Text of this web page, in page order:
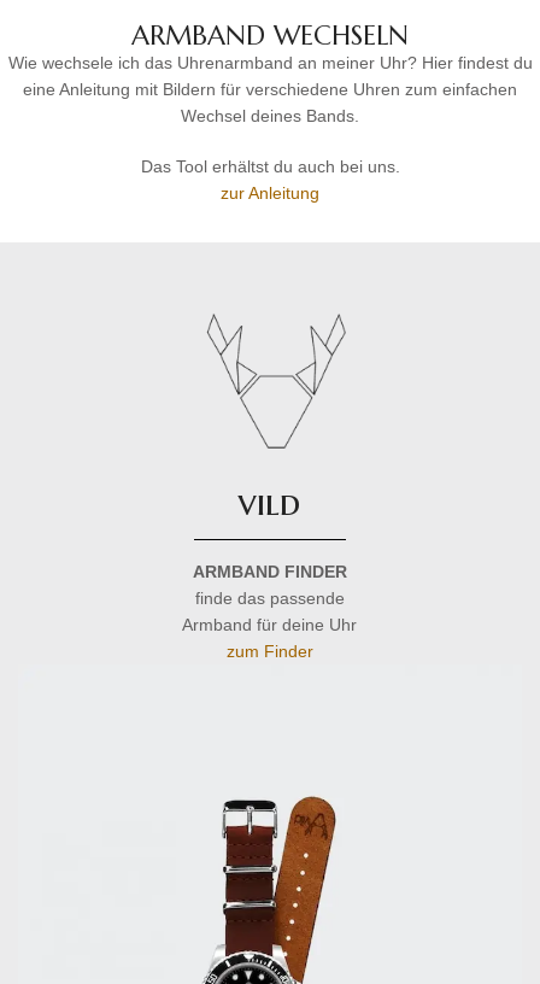
ARMBAND WECHSELN
Wie wechsele ich das Uhrenarmband an meiner Uhr? Hier findest du
eine Anleitung mit Bildern für verschiedene Uhren zum einfachen
Wechsel deines Bands.
Das Tool erhältst du auch bei uns.
zur Anleitung
vild
ARMBAND FINDER
finde das passende
Armband für deine Uhr
zum Finder